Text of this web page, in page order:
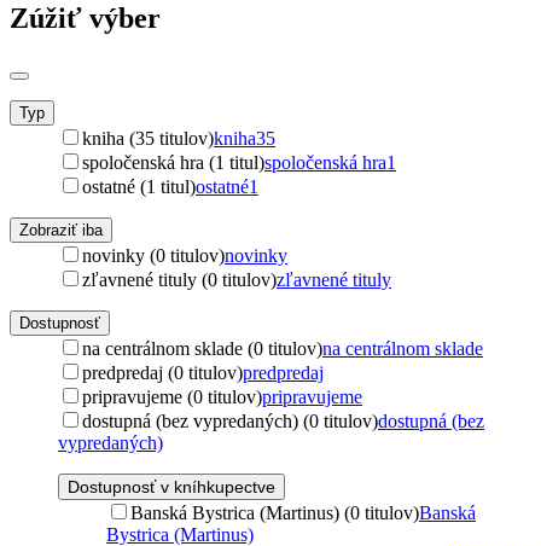
Zúžiť výber
Typ
kniha (35 titulov)kniha35
spoločenská hra (1 titul)spoločenská hra1
ostatné (1 titul)ostatné1
Zobraziť iba
novinky (0 titulov)novinky
zľavnené tituly (0 titulov)zľavnené tituly
Dostupnosť
na centrálnom sklade (0 titulov)na centrálnom sklade
predpredaj (0 titulov)predpredaj
pripravujeme (0 titulov)pripravujeme
dostupná (bez vypredaných) (0 titulov)dostupná (bez
vypredaných)
Dostupnosť v kníhkupectve
Banská Bystrica (Martinus) (0 titulov)Banská
Bystrica (Martinus)